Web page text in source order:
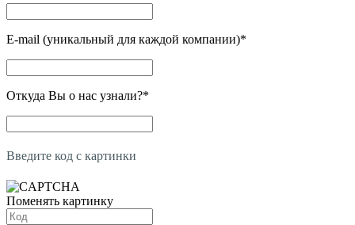
E-mail (уникальный для каждой компании)*
Откуда Вы о нас узнали?*
Введите код с картинки
Поменять картинку